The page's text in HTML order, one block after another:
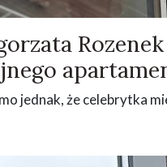
jednak, że celebrytka